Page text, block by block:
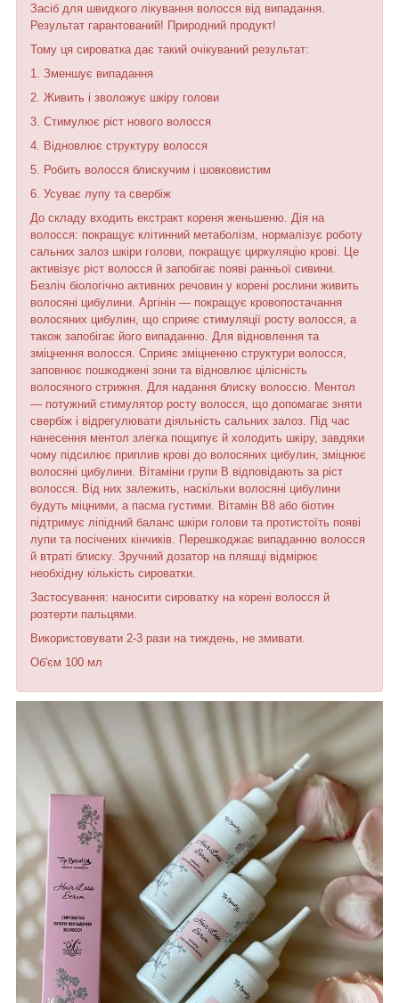
Засіб для швидкого лікування волосся від випадання.
Результат гарантований! Природний продукт!
Тому ця сироватка дає такий очікуваний результат:
1. Зменшує випадання
2. Живить і зволожує шкіру голови
3. Стимулює ріст нового волосся
4. Відновлює структуру волосся
5. Робить волосся блискучим і шовковистим
6. Усуває лупу та свербіж
До складу входить екстракт кореня женьшеню. Дія на
волосся: покращує клітинний метаболізм, нормалізує роботу
сальних залоз шкіри голови, покращує циркуляцію крові. Це
активізує ріст волосся й запобігає появі ранньої сивини.
Безліч біологічно активних речовин у корені рослини живить
волосяні цибулини. Аргінін — покращує кровопостачання
волосяних цибулин, що сприяє стимуляції росту волосся, а
також запобігає його випаданню. Для відновлення та
зміцнення волосся. Сприяє зміцненню структури волосся,
заповнює пошкоджені зони та відновлює цілісність
волосяного стрижня. Для надання блиску волоссю. Ментол
— потужний стимулятор росту волосся, що допомагає зняти
свербіж і відрегулювати діяльність сальних залоз. Під час
нанесення ментол злегка пощипує й холодить шкіру, завдяки
чому підсилює приплив крові до волосяних цибулин, зміцнює
волосяні цибулини. Вітаміни групи B відповідають за ріст
волосся. Від них залежить, наскільки волосяні цибулини
будуть міцними, а пасма густими. Вітамін В8 або біотин
підтримує ліпідний баланс шкіри голови та протистоїть появі
лупи та посічених кінчиків. Перешкоджає випаданню волосся
й втраті блиску. Зручний дозатор на пляшці відмірює
необхідну кількість сироватки.
Застосування: наносити сироватку на корені волосся й
розтерти пальцями.
Використовувати 2-3 рази на тиждень, не змивати.
Об'єм 100 мл